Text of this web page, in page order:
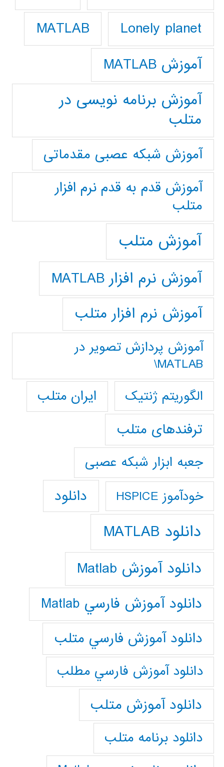
Lonely planet
MATLAB
آموزش MATLAB
آموزش برنامه نویسی در
متلب
آموزش شبکه عصبی مقدماتی
آموزش قدم به قدم نرم افزار
متلب
آموزش متلب
آموزش نرم افزار MATLAB
آموزش نرم افزار متلب
آموزش پردازش تصوير در
MATLAB\
الگوریتم ژنتیک
ایران متلب
ترفندهای متلب
جعبه ابزار شبکه عصبی
خودآموز HSPICE دانلود
دانلود MATLAB
دانلود آموزش Matlab
دانلود آموزش فارسي Matlab
دانلود آموزش فارسي متلب
دانلود آموزش فارسي مطلب
دانلود آموزش متلب
دانلود برنامه متلب